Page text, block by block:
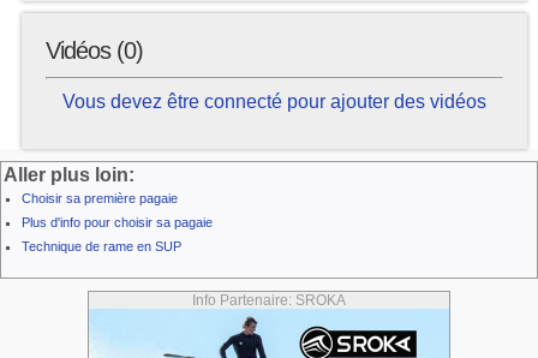
Vidéos (0)
Vous devez être connecté pour ajouter des vidéos
Aller plus loin:
Choisir sa première pagaie
Plus d'info pour choisir sa pagaie
Technique de rame en SUP
Info Partenaire: SROKA